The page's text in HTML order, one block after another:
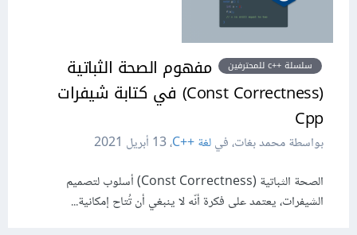
سلسلة ++c للمحترفين
مفهوم الصحة الثباتية
(Const Correctness) في كتابة شيفرات
Cpp
بواسطة محمد بغات، فيلغة C++‎ ،13 أبريل 2021
الصحة الثباتية (Const Correctness) أسلوب لتصميم
الشيفرات، يعتمد على فكرة أنّه لا ينبغي أن تُتاح إمكانية...